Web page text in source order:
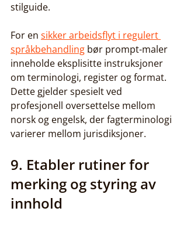
stilguide.
For en sikker arbeidsflyt i regulert
språkbehandling bør prompt-maler
inneholde eksplisitte instruksjoner
om terminologi, register og format.
Dette gjelder spesielt ved
profesjonell oversettelse mellom
norsk og engelsk, der fagterminologi
varierer mellom jurisdiksjoner.
9. Etabler rutiner for
merking og styring av
innhold